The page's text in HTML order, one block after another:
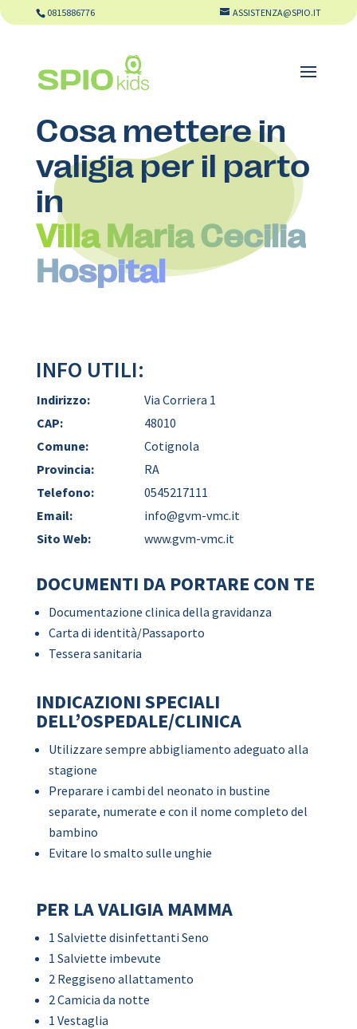
0815886776 ASSISTENZA@SPIO.IT
Cosa mettere in
valigia per il parto
in
Villa Maria Cecilia
Hospital
INFO UTILI:
Indirizzo:
Via Corriera 1
CAP:
48010
Comune:
Cotignola
Provincia:
RA
Telefono:
0545217111
Email:
info@gvm-vmc.it
Sito Web:
www.gvm-vmc.it
DOCUMENTI DA PORTARE CON TE
Documentazione clinica della gravidanza
Carta di identità/Passaporto
Tessera sanitaria
INDICAZIONI SPECIALI
DELL’OSPEDALE/CLINICA
Utilizzare sempre abbigliamento adeguato alla
stagione
Preparare i cambi del neonato in bustine
separate, numerate e con il nome completo del
bambino
Evitare lo smalto sulle unghie
PER LA VALIGIA MAMMA
1 Salviette disinfettanti Seno
1 Salviette imbevute
2 Reggiseno allattamento
2 Camicia da notte
1 Vestaglia